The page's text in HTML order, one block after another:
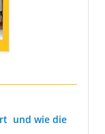
 und wie die